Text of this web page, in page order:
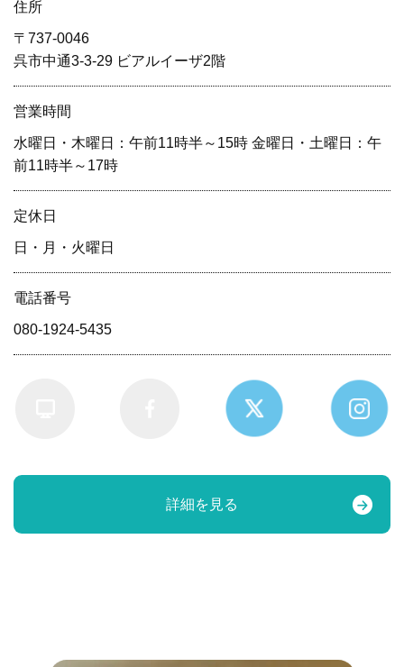
住所
〒737-0046
呉市中通3-3-29 ビアルイーザ2階
営業時間
水曜日・木曜日：午前11時半～15時 金曜日・土曜日：午
前11時半～17時
定休⽇
日・月・火曜日
電話番号
080-1924-5435
詳細を見る